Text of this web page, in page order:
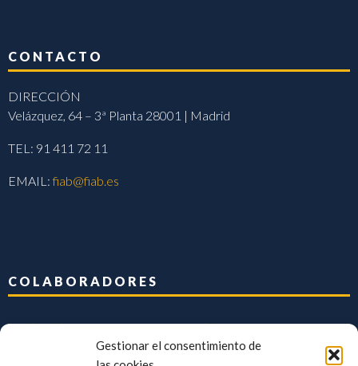
Gestionar el consentimiento de
CONTACTO
DIRECCIÓN
Velázquez, 64 – 3ª Planta 28001 | Madrid
TEL: 91 411 72 11
EMAIL:fiab@fiab.es
COLABORADORES